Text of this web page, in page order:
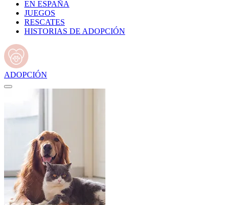
EN ESPAÑA
JUEGOS
RESCATES
HISTORIAS DE ADOPCIÓN
ADOPCIÓN